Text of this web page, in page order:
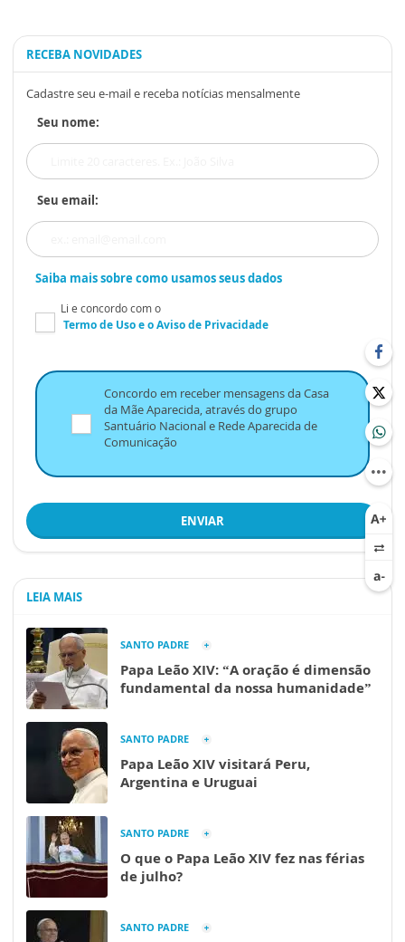
RECEBA NOVIDADES
Cadastre seu e-mail e receba notícias mensalmente
Seu nome:
Seu email:
Saiba mais sobre como usamos seus dados
Li e concordo com o
Termo de Usoe oAviso de Privacidade
Concordo em receber mensagens da Casa
da Mãe Aparecida, através do grupo
Santuário Nacional e Rede Aparecida de
Comunicação
ENVIAR
LEIA MAIS
SANTO PADRE
Papa Leão XIV: “A oração é dimensão
fundamental da nossa humanidade”
SANTO PADRE
Papa Leão XIV visitará Peru,
Argentina e Uruguai
SANTO PADRE
O que o Papa Leão XIV fez nas férias
de julho?
SANTO PADRE